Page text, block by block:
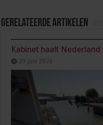
Gerelateerde Artikelen
Kabinet haalt
29 juni 2026